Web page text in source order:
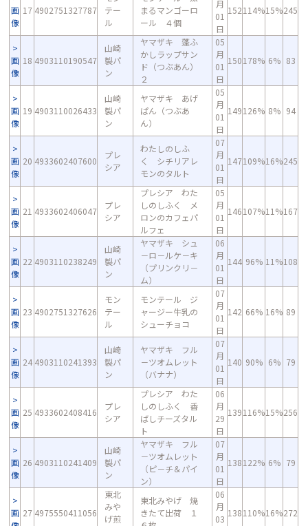
画
像
17 4902751327787
テー
ル
まるマンゴーロ
ール ４個
月
01
日
152114%15%245
画
像
18 4903110190547
山崎
製パ
ン
ヤマザキ 蓬ふ
かしラップサン
ド（つぶあん）
２
05
月
01
日
150178% 6% 83
画
像
19 4903110026433
山崎
製パ
ン
ヤマザキ あげ
ぱん（つぶあ
ん）
05
月
01
日
149126% 8% 94
画
像
20 4933602407600
プレ
シア
わたしのしふ
く シチリアレ
モンのタルト
07
月
01
日
147109%16%245
画
像
21 4933602406047
プレ
シア
プレシア わた
しのしふく メ
ロンのカフェパ
ルフェ
05
月
01
日
146107%11%167
画
像
22 4903110238249
山崎
製パ
ン
ヤマザキ シュ
－ロ－ルケ－キ
（プリンクリ－
ム）
06
月
01
日
144 96% 11%108
画
像
23 4902751327626
モン
テー
ル
モンテール ジ
ャージー牛乳の
シューチョコ
07
月
01
日
142 66% 16% 89
画
像
24 4903110241393
山崎
製パ
ン
ヤマザキ フル
－ツオムレット
（バナナ）
07
月
01
日
140 90% 6% 79
画
像
25 4933602408416
プレ
シア
プレシア わた
しのしふく 香
ばしチーズタル
ト
06
月
29
日
139116%15%256
画
像
26 4903110241409
山崎
製パ
ン
ヤマザキ フル
－ツオムレット
（ピ－チ＆パイ
ン）
07
月
01
日
138122% 6% 79
画 27 4975550411056
東北
みや
げ煎
東北みやげ 焼
きたて出荷 １
06
月
03
138110%16%272